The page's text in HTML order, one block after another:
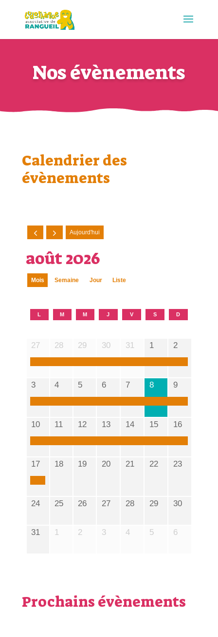
Nos évènements
Calendrier des
évènements
Aujourd'hui
août 2026
Mois Semaine Jour Liste
L M M J V S D
27 28 29 30 31 1 2
3 4 5 6 7 8 9
10 11 12 13 14 15 16
17 18 19 20 21 22 23
24 25 26 27 28 29 30
31 1 2 3 4 5 6
Prochains évènements